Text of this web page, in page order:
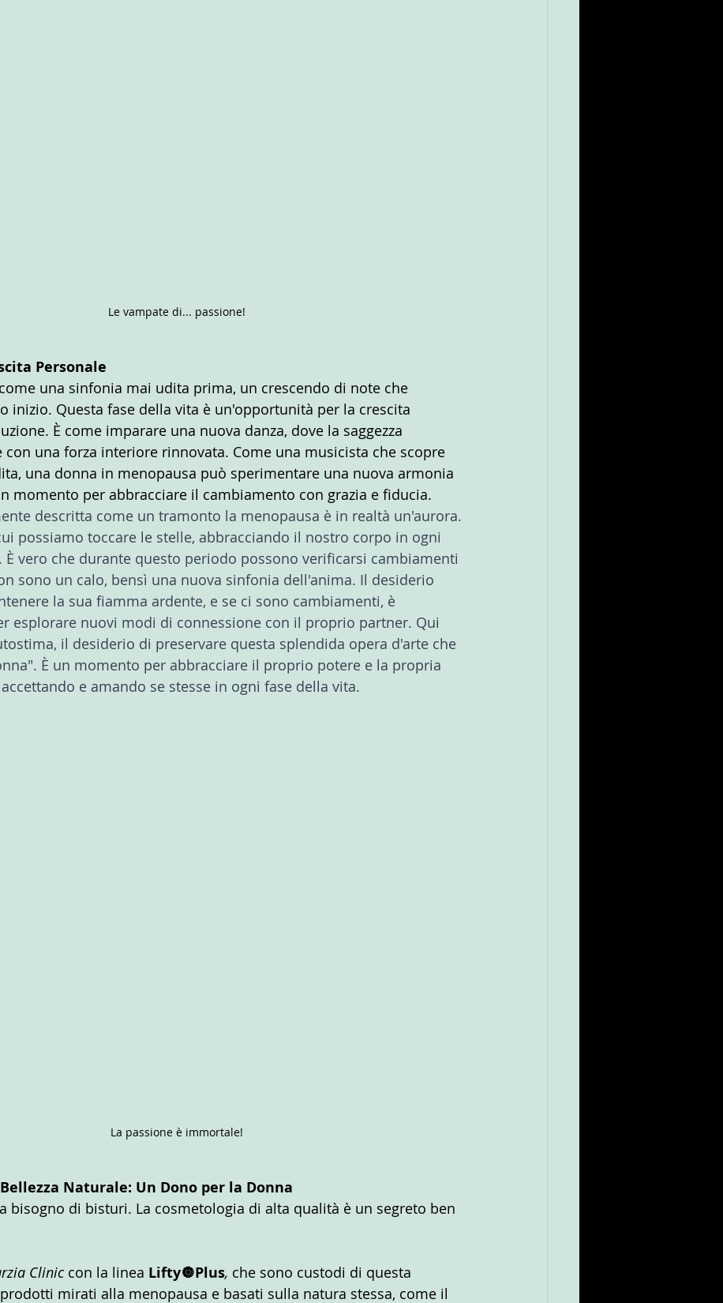
Le vampate di... passione!
Personale
una sinfonia mai udita prima, un crescendo di note che
inizio. Questa fase della vita è un'opportunità per la crescita
È come imparare una nuova danza, dove la saggezza
una forza interiore rinnovata. Come una musicista che scopre
una donna in menopausa può sperimentare una nuova armonia
momento per abbracciare il cambiamento con grazia e fiducia.
descritta come un tramonto la menopausa è in realtà un'aurora.
possiamo toccare le stelle, abbracciando il nostro corpo in ogni
vero che durante questo periodo possono verificarsi cambiamenti
sono un calo, bensì una nuova sinfonia dell'anima. Il desiderio
la sua fiamma ardente, e se ci sono cambiamenti, è
esplorare nuovi modi di connessione con il proprio partner. Qui
il desiderio di preservare questa splendida opera d'arte che
È un momento per abbracciare il proprio potere e la propria
e amando se stesse in ogni fase della vita.
La passione è immortale!
Naturale: Un Dono per la Donna
bisogno di bisturi. La cosmetologia di alta qualità è un segreto ben
Clinic con la linea Lifty🔘Plus, che sono custodi di questa
mirati alla menopausa e basati sulla natura stessa, come il